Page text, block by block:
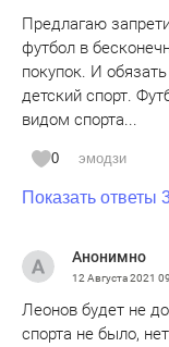
Предлагаю
футбол в
покупок. И
детский спорт.
видом спорта...
0 эмодзи
Показать ответы
Анонимно
12 Августа 2021
Леонов будет не
спорта не было,